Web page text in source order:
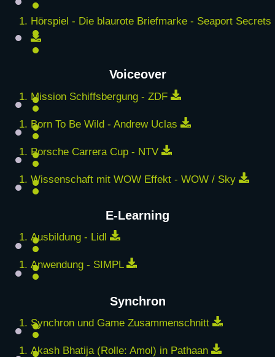
Hörspiel - Die blaurote Briefmarke - Seaport Secrets
Download
Voiceover
Mission Schiffsbergung - ZDF Download
Born To Be Wild - Andrew Uclas Download
Porsche Carrera Cup - NTV Download
Wissenschaft mit WOW Effekt - WOW / Sky
E-Learning
Ausbildung - Lidl Download
Anwendung - SIMPL Download
Synchron
Synchron und Game Zusammenschnitt Download
Akash Bhatija (Rolle: Amol) in Pathaan Download